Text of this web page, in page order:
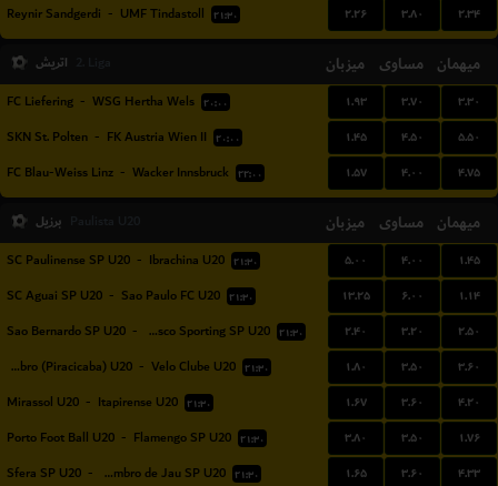
Reynir Sandgerdi - UMF Tindastoll ۲۱:۳۰ ۲.۲۶ ۳.۸۰ ۲.۳۴
اتریش میزبان مساوی میهمان
FC Liefering - WSG Hertha Wels ۲۰:۰۰ ۱.۹۳ ۳.۷۰ ۳.۳۰
SKN St. Polten - FK Austria Wien II ۲۰:۰۰ ۱.۴۵ ۴.۵۰ ۵.۵۰
FC Blau-Weiss Linz - Wacker Innsbruck ۲۲:۰۰ ۱.۵۷ ۴.۰۰ ۴.۷۵
برزیل میزبان مساوی میهمان
SC Paulinense SP U20 - Ibrachina U20 ۲۱:۳۰ ۵.۰۰ ۴.۰۰ ۱.۴۵
SC Aguai SP U20 - Sao Paulo FC U20 ۲۱:۳۰ ۱۳.۲۵ ۶.۰۰ ۱.۱۴
Sao Bernardo SP U20 - Osasco Sporting SP U20 ۲۱:۳۰ ۲.۴۰ ۳.۲۰ ۲.۵۰
XV de Novembro (Piracicaba) U20 - Velo Clube U20 ۲۱:۳۰ ۱.۸۰ ۳.۵۰ ۳.۶۰
Mirassol U20 - Itapirense U20 ۲۱:۳۰ ۱.۶۷ ۳.۶۰ ۴.۲۰
Porto Foot Ball U20 - Flamengo SP U20 ۲۱:۳۰ ۳.۸۰ ۳.۵۰ ۱.۷۶
Sfera SP U20 - EC XV de Novembro de Jau SP U20 ۲۱:۳۰ ۱.۶۵ ۳.۶۰ ۴.۳۳